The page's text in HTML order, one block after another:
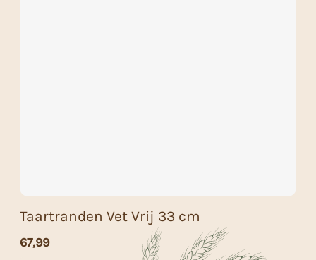
Taartranden Vet Vrij 33 cm
67,99